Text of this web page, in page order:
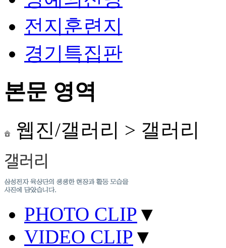
전지훈련지
경기특집판
본문 영역
웹진/갤러리 > 갤러리
PHOTO CLIP ▼
VIDEO CLIP ▼